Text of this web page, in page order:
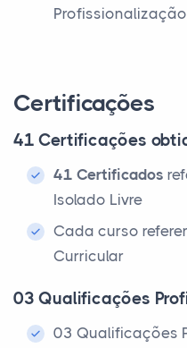
Certificações
41 Certificações
41 Certificados
Isolado Livre
Cada curso
Curricular
03 Qualificações
03 Qualificações